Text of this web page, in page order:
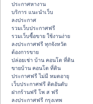
ประกาศหางาน
บริการ แนะนำเว็บ
ลงประกาศ
รวมเว็บประกาศฟรี
รวมเว็บซื้อขาย ใช้งานง่าย
ลงประกาศฟรี ทุกจังหวัด
ต้องการขาย
ปล่อยเช่า บ้าน คอนโด ที่ดิน
ขายบ้าน คอนโด ที่ดิน
ประกาศฟรี ไม่มี หมดอายุ
เว็บประกาศฟรี ติดอันดับ
ฝากร้านฟรี โพ ส ฟรี
ลงประกาศฟรี กรุงเทพ